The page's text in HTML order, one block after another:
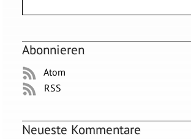
Abonnieren
Atom
RSS
Neueste Kommentare